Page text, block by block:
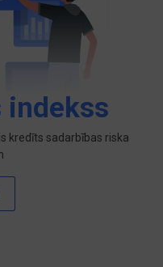
indekss
kredīts sadarbības riska